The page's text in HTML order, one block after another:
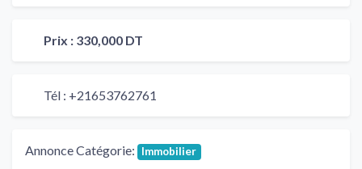
Prix : 330,000 DT
Tél : +21653762761
Annonce Catégorie: Immobilier